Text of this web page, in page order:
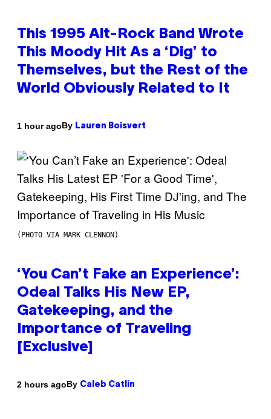
This 1995 Alt-Rock Band Wrote
This Moody Hit As a ‘Dig’ to
Themselves, but the Rest of the
World Obviously Related to It
1 hour agoBy Lauren Boisvert
(PHOTO VIA MARK CLENNON)
‘You Can’t Fake an Experience’:
Odeal Talks His New EP,
Gatekeeping, and the
Importance of Traveling
[Exclusive]
2 hours agoBy Caleb Catlin